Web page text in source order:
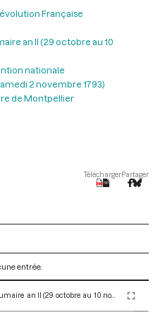
Française
an II (29 octobre au 10
nationale
2 novembre 1793)
de Montpellier
TéléchargerPartager
entrée.